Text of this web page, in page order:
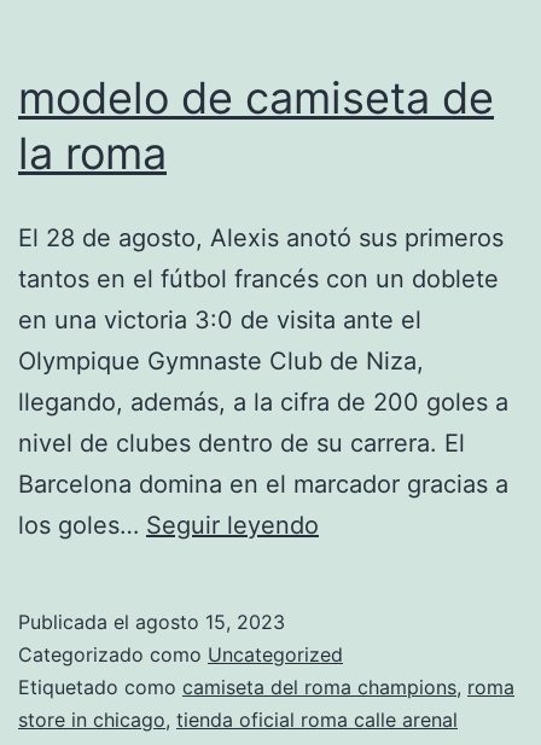
modelo de camiseta de
la roma
El 28 de agosto, Alexis anotó sus primeros
tantos en el fútbol francés con un doblete
en una victoria 3:0 de visita ante el
Olympique Gymnaste Club de Niza,
llegando, además, a la cifra de 200 goles a
nivel de clubes dentro de su carrera. El
Barcelona domina en el marcador gracias a
los goles… Seguir leyendo
de
la
roma
Publicada el agosto 15, 2023
Categorizado como Uncategorized
Etiquetado como camiseta del roma champions, roma
store in chicago, tienda oficial roma calle arenal